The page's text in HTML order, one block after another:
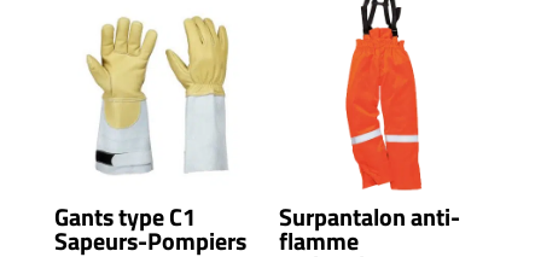
Gants type C1
Sapeurs-Pompiers
Surpantalon anti-
flamme